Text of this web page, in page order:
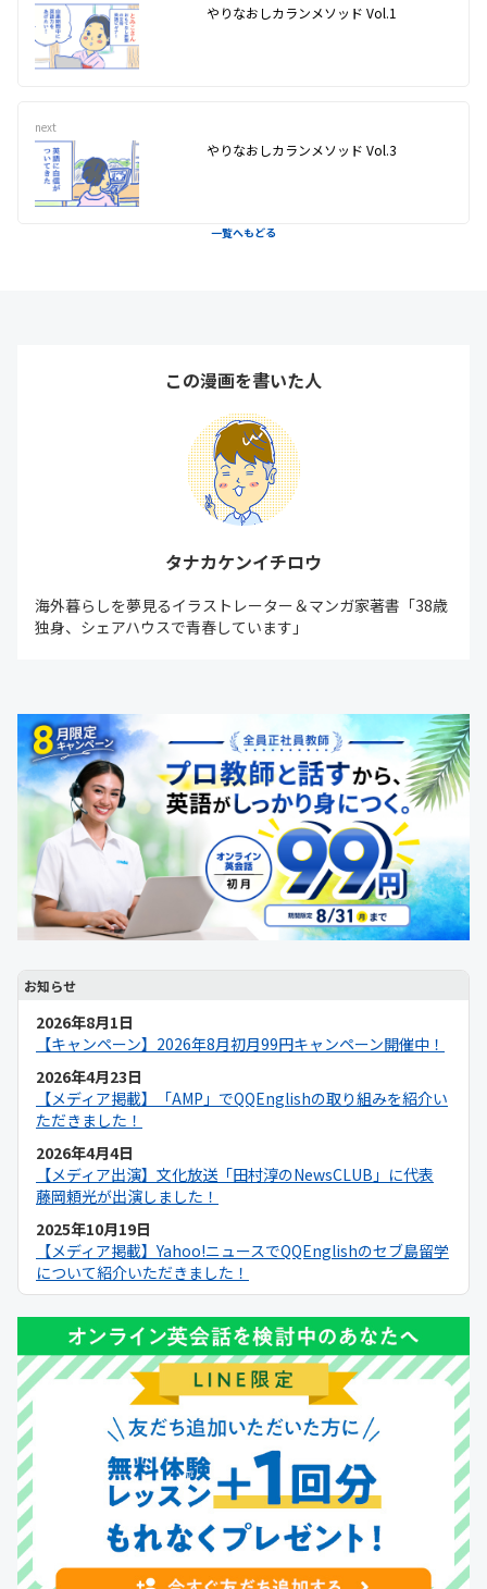
やりなおしカランメソッド Vol.1
next
やりなおしカランメソッド Vol.3
一覧へもどる
この漫画を書いた人
タナカケンイチロウ
海外暮らしを夢見るイラストレーター＆マンガ家著書「38歳
独身、シェアハウスで青春しています」
お知らせ
2026年8月1日
【キャンペーン】2026年8月初月99円キャンペーン開催中！
2026年4月23日
【メディア掲載】「AMP」でQQEnglishの取り組みを紹介い
ただきました！
2026年4月4日
【メディア出演】文化放送「田村淳のNewsCLUB」に代表
藤岡頼光が出演しました！
2025年10月19日
【メディア掲載】Yahoo!ニュースでQQEnglishのセブ島留学
について紹介いただきました！
【メディア掲載】NNA ASIAでQQEnglishのセブ島留学につ
いて紹介いただきました！
2025年9月6日
【メディア掲載】日本経済新聞でQQEnglishのセブ島留学に
ついて紹介いただきました！
2025年9月1日
【キャンペーン】2025年9月初月0円キャンペーン開催中！
2025年8月11日
【メディア出演】Heart FM「QUEEN OF HERTS」に
QQEnglishマーケティングスタッフが出演しました！